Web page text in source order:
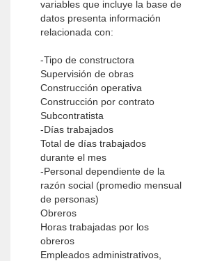
variables que incluye la base de
datos presenta información
relacionada con:
-Tipo de constructora
Supervisión de obras
Construcción operativa
Construcción por contrato
Subcontratista
-Días trabajados
Total de días trabajados
durante el mes
-Personal dependiente de la
razón social (promedio mensual
de personas)
Obreros
Horas trabajadas por los
obreros
Empleados administrativos,